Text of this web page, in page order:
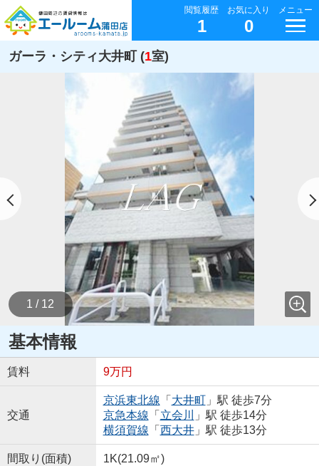
閲覧履歴
1
お気に入り
0
メニュー
ガーラ・シティ大井町 (1室)
1 / 12
基本情報
賃料 9万円
交通
京浜東北線 「 大井町」駅 徒歩7分
京急本線 「 立会川
」駅 徒歩14分
横須賀線 「 西大井」駅 徒歩13分
間取り(面積) 1K(21.09㎡)